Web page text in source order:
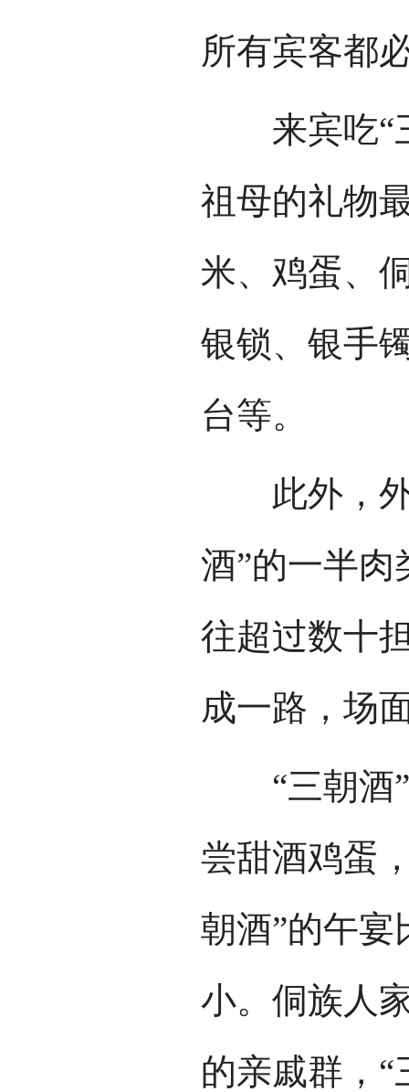
所有宾客都
来宾吃“三
祖母的礼物
米、鸡蛋、
银锁、银手
台等。
此外，外
酒”的一半
往超过数十
成一路，场
“三朝酒”
尝甜酒鸡蛋
朝酒”的午
小。侗族人
的亲戚群，